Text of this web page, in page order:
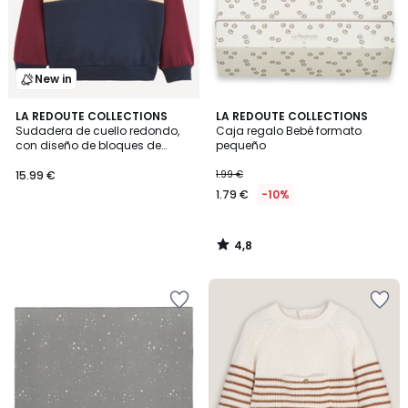
New in
LA REDOUTE COLLECTIONS
Sudadera de cuello redondo,
con diseño de bloques de
15.99 €
LA REDOUTE COLLECTIONS
Caja regalo Bebé formato
pequeño
1.99 €
1.79 € -10%
4,8
/ 5
4,8
/